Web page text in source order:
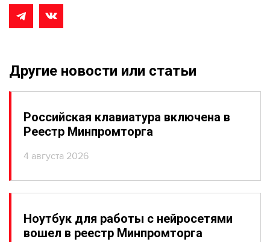
Другие новости или статьи
Российская клавиатура включена в
Реестр Минпромторга
4 августа 2026
Ноутбук для работы с нейросетями
вошел в реестр Минпромторга